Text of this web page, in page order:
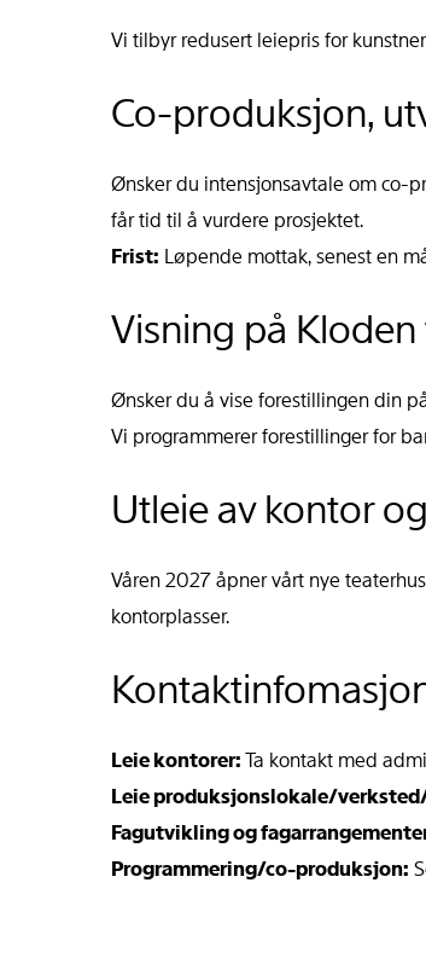
Vi tilbyr redusert leiepris for
Co-produksjon,
Ønsker du intensjonsavtale om co-
får tid til å vurdere prosjektet.
Frist: Løpende mottak, senest en
Visning på
Ønsker du å vise forestillingen din
Vi programmerer forestillinger for
Utleie av kontor
Våren 2027 åpner vårt nye
kontorplasser.
Leie kontorer:Ta kontakt med
Leie produksjonslokale/
Fagutvikling og
Programmering/co-produksjon: